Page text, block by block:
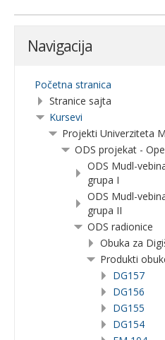
Navigacija
Početna stranica
Stranice sajta
Kursevi
Projekti Univerziteta
ODS projekat -
ODS Mudl-
grupa I
ODS Mudl-
grupa II
ODS radionice
Obuka za
Produkti
DG157
DG156
DG155
DG154